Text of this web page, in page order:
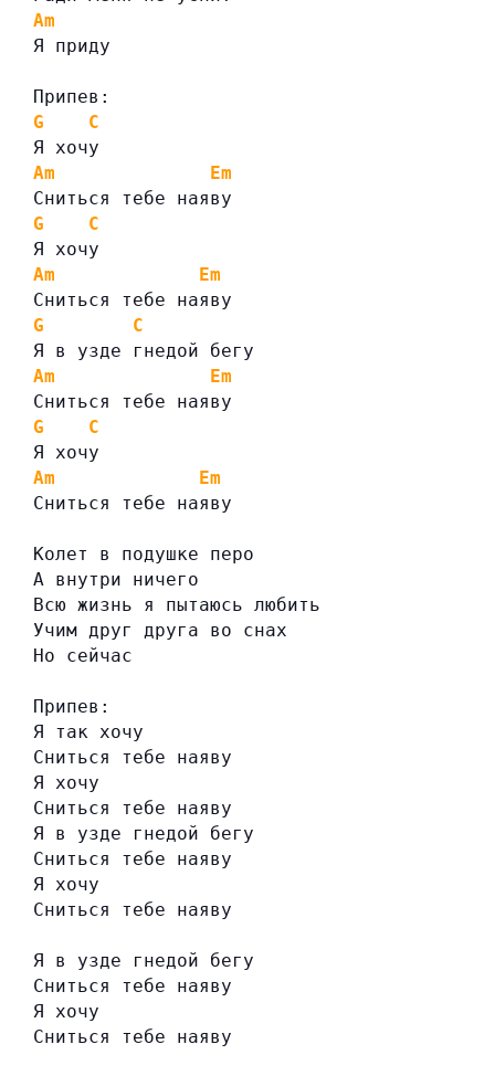
Am
Я приду
Припев:
G
C
Я хочу
Am
Em
Сниться тебе наяву
G
C
Я хочу
Am
Em
Сниться тебе наяву
G
C
Я в узде гнедой бегу
Am
Em
Сниться тебе наяву
G
C
Я хочу
Am
Em
Сниться тебе наяву
Колет в подушке перо
А внутри ничего
Всю жизнь я пытаюсь любить
Учим друг друга во снах
Но сейчас
Припев:
Я так хочу
Сниться тебе наяву
Я хочу
Сниться тебе наяву
Я в узде гнедой бегу
Сниться тебе наяву
Я хочу
Сниться тебе наяву
Я в узде гнедой бегу
Сниться тебе наяву
Я хочу
Сниться тебе наяву